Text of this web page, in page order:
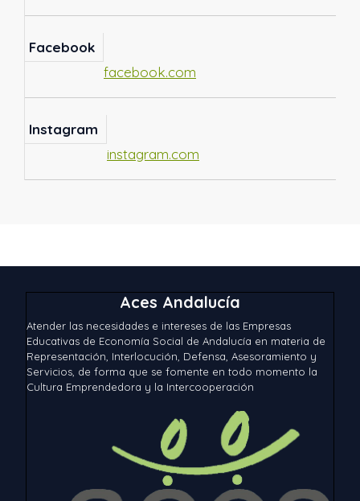
Facebook
facebook.com
Instagram
instagram.com
Aces Andalucía
Atender las necesidades e intereses de las Empresas
Educativas de Economía Social de Andalucía en materia de
Representación, Interlocución, Defensa, Asesoramiento y
Servicios, de forma que se fomente en todo momento la
Cultura Emprendedora y la Intercooperación